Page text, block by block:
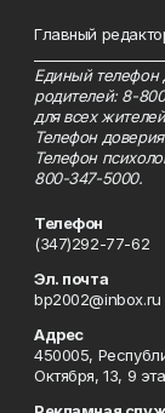
Главный
Единый телефон
родителей: 8-
для всех
Телефон
Телефон
800-347-5000.
Телефон
(347)292-77-62
Эл. почта
bp2002@inbox.ru
Адрес
450005,
Октября, 13, 9